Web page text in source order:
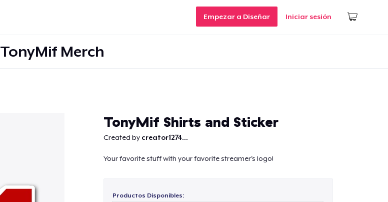
Empezar a Diseñar Iniciar sesión
TonyMif Merch
TonyMif Shirts and Sticker
Created by creator1274...
Your favorite stuff with your favorite streamer's logo!
Productos Disponibles: